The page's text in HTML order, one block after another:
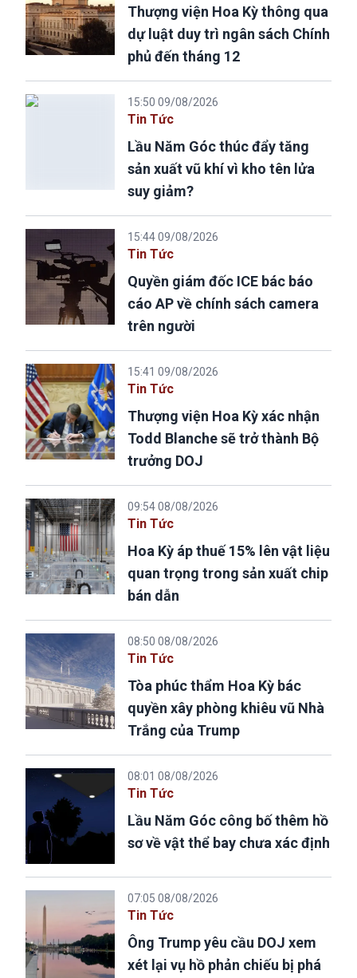
Thượng viện Hoa Kỳ thông qua
dự luật duy trì ngân sách Chính
phủ đến tháng 12
15:50 09/08/2026
Tin Tức
Lầu Năm Góc thúc đẩy tăng
sản xuất vũ khí vì kho tên lửa
suy giảm?
15:44 09/08/2026
Tin Tức
Quyền giám đốc ICE bác báo
cáo AP về chính sách camera
trên người
15:41 09/08/2026
Tin Tức
Thượng viện Hoa Kỳ xác nhận
Todd Blanche sẽ trở thành Bộ
trưởng DOJ
09:54 08/08/2026
Tin Tức
Hoa Kỳ áp thuế 15% lên vật liệu
quan trọng trong sản xuất chip
bán dẫn
08:50 08/08/2026
Tin Tức
Tòa phúc thẩm Hoa Kỳ bác
quyền xây phòng khiêu vũ Nhà
Trắng của Trump
08:01 08/08/2026
Tin Tức
Lầu Năm Góc công bố thêm hồ
sơ về vật thể bay chưa xác định
07:05 08/08/2026
Tin Tức
Ông Trump yêu cầu DOJ xem
xét lại vụ hồ phản chiếu bị phá